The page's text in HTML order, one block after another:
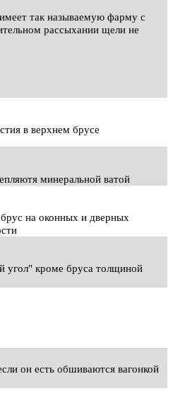
так называемую фарму с
рассыхании щели не
в верхнем брусе
минеральной ватой
на оконных и дверных
угол" кроме бруса толщиной
он есть обшиваются вагонкой